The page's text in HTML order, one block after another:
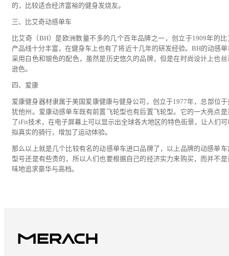
的，比较适合经济富裕的健身发烧友。
三、比艾奇动感单车
比艾奇（BH）是欧洲数量不多的几个百年品牌之一，创立于1909年的比
产品线十分丰富，在健身车上也有了将近十几年的研发经验。BH的动感单
采用白色和银色的配色，虽然是历史悠久的品牌，但是在时尚设计上也丝
逊色。
四、爱康
爱康健身器材隶属于美国爱康健康与健身公司，创立于1977年，总部位于
犹他州。爱康动感单车既有前置飞轮型也有后置飞轮型。它的一大亮点是
了iFit技术，在电子屏幕上可以显示出全球各大地区的特色街景，让人们可
拟真实的骑行，增加了运动体验。
那么以上就是几个比较有名的动感单车进口品牌了，以上品牌的动感单车
型号还是有些贵的，所以人们也要根据自己的经济实力来购买，而并不是
味地追求豪华与高档。